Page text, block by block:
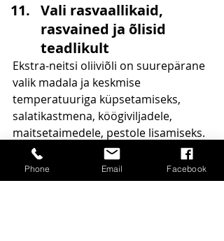
Vali rasvaallikaid,
rasvained ja õlisid
teadlikult
Ekstra-neitsi oliiviõli on suurepärane
valik madala ja keskmise
temperatuuriga küpsetamiseks,
salatikastmena, köögiviljadele,
maitsetaimedele, pestole lisamiseks.
Kõrgematel temperatuuridel sobib
küpsetamiseks ja praadimiseks hästi
ghee (selitatud või).
Phone Email Facebook